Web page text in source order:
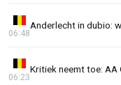
Anderlecht in dubio:
06:48
Kritiek neemt toe: AA
06:23